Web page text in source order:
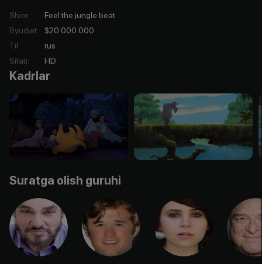
Shior:
Feel the jungle beat
Byudjet:
$20 000 000
Til:
rus
Sifati: HD
Kadrlar
Suratga olish guruhi